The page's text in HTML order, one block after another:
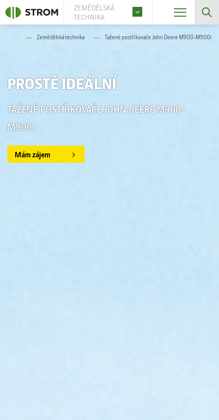
ZEMĚDĚLSKÁ
TECHNIKA
Zemědělská technika Tažené postřikovače John Deere M900-M900i
PROSTĚ IDEÁLNÍ
TAŽENÉ POSTŘIKOVAČE JOHN DEERE M900-
M900I
Mám zájem